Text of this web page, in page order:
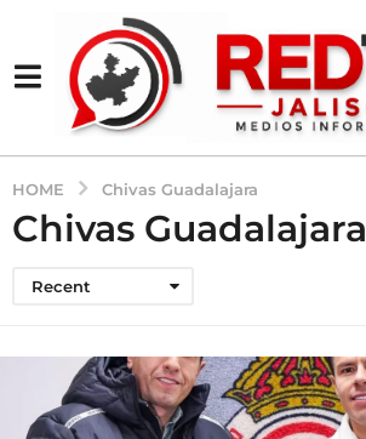
HOME Chivas Guadalajara
Chivas Guadalajara
Recent